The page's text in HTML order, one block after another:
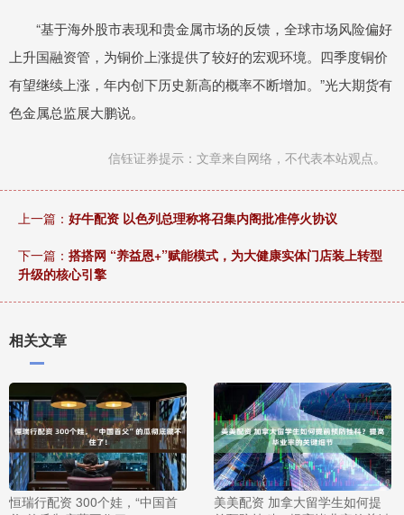
“基于海外股市表现和贵金属市场的反馈，全球市场风险偏好
上升国融资管，为铜价上涨提供了较好的宏观环境。四季度铜价
有望继续上涨，年内创下历史新高的概率不断增加。”光大期货有
色金属总监展大鹏说。
信钰证券提示：文章来自网络，不代表本站观点。
上一篇： 好牛配资 以色列总理称将召集内阁批准停火协议
下一篇： 搭搭网 “养益恩+”赋能模式，为大健康实体门店装上转型
升级的核心引擎
相关文章
恒瑞行配资 300个娃，“中国首
美美配资 加拿大留学生如何提